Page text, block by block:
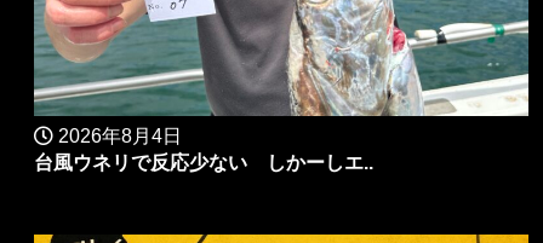
2026年8月4日
台風ウネリで反応少ない しかーしエ..